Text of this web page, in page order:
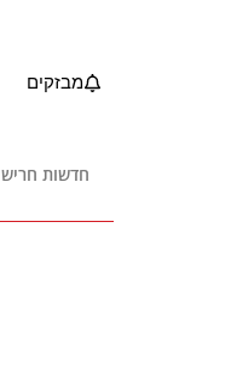
מבזקים
חדשות חריש